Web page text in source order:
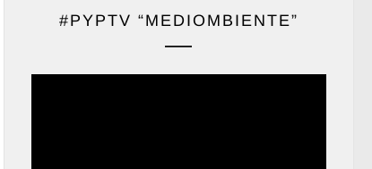
#PYPTV “MEDIOMBIENTE”